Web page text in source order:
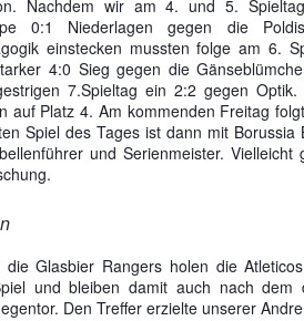
Nachdem wir am 4. und 5.
0:1 Niederlagen gegen die
einstecken mussten folge am 6.
4:0 Sieg gegen die
7.Spieltag ein 2:2 gegen Optik.
auf Platz 4. Am kommenden Freitag
Spiel des Tages ist dann mit Borussia
und Serienmeister. Vielleicht
Glasbier Rangers holen die
und bleiben damit auch nach dem
Den Treffer erzielte unserer